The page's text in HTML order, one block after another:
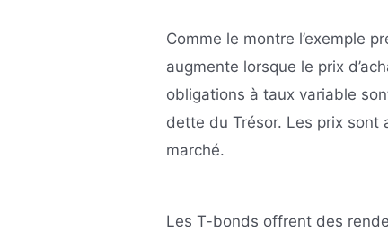
Comme le montre l’exemple
augmente lorsque le prix
obligations à taux variable
dette du Trésor. Les prix sont
marché.
Les T-bonds offrent des